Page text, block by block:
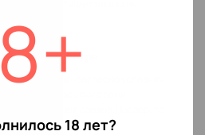
18 лет?
курьеромот 500 грн
«Новой Почты» согласно условиям